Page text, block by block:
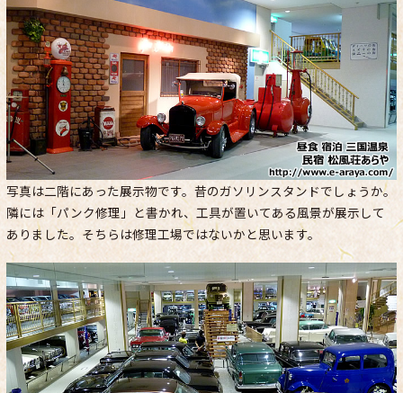
写真は二階にあった展示物です。昔のガソリンスタンドでしょうか。
隣には「パンク修理」と書かれ、工具が置いてある風景が展示して
ありました。そちらは修理工場ではないかと思います。